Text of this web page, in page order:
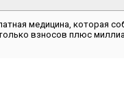
медицина, которая
взносов плюс